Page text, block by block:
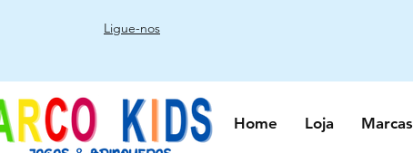
Ligue-nos
Home Loja Marcas